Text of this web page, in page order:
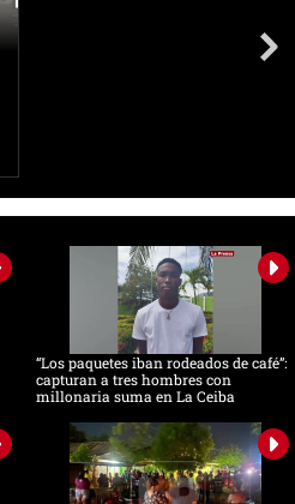
“Los paquetes iban rodeados de café”:
capturan a tres hombres con
millonaria suma en La Ceiba